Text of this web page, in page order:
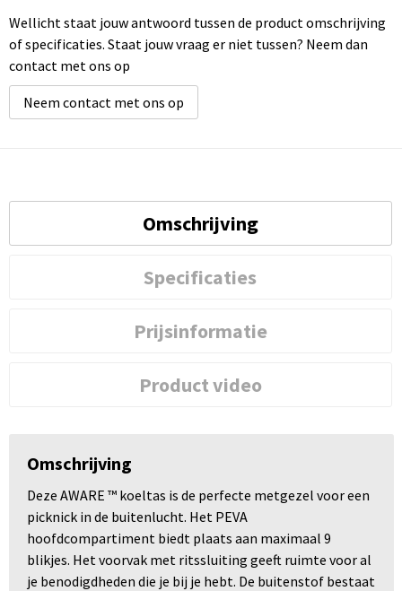
Wellicht staat jouw antwoord tussen de product omschrijving
of specificaties. Staat jouw vraag er niet tussen? Neem dan
contact met ons op
Neem contact met ons op
Omschrijving
Specificaties
Prijsinformatie
Product video
Omschrijving
Deze AWARE ™ koeltas is de perfecte metgezel voor een
picknick in de buitenlucht. Het PEVA
hoofdcompartiment biedt plaats aan maximaal 9
blikjes. Het voorvak met ritssluiting geeft ruimte voor al
je benodigdheden die je bij je hebt. De buitenstof bestaat